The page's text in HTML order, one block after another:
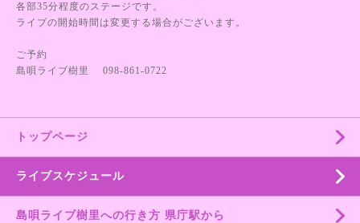
各部35分程度のステージです。
ライブの開始時間は変更する場合がございます。
ご予約
島唄ライブ樹里 098-861-0722
トップページ
ライブスケジュール
島唄ライブ樹里への行き方 県庁駅から